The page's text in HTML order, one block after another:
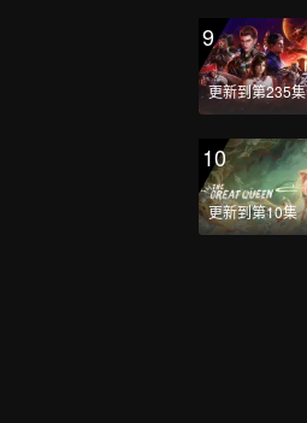
9
更新到第235集
10
更新到第10集